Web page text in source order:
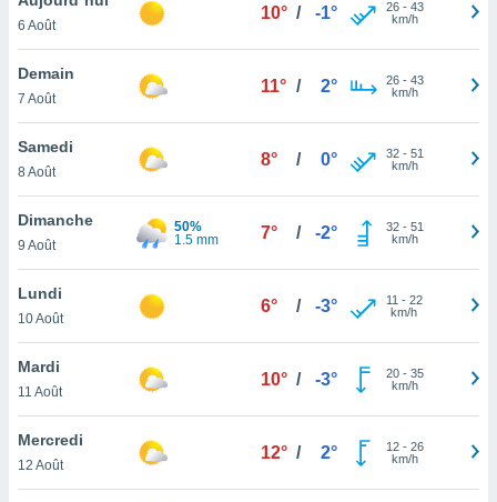
et
»,
au
vous
qu'ils
ou
le
ainsi
un
la
du
6 Août
10° / -1° 26- 43
km/h
Demain
7 Août
11° / 2° 26- 43
km/h
Samedi
8 Août
8° / 0° 32- 51
km/h
Dimanche
9 Août
50%
1.5 mm
7° / -2° 32- 51
km/h
Lundi
10 Août
6° / -3° 11 - 22
km/h
Mardi
11 Août
10° / -3° 20- 35
km/h
Mercredi
12 Août
12° / 2° 12- 26
km/h